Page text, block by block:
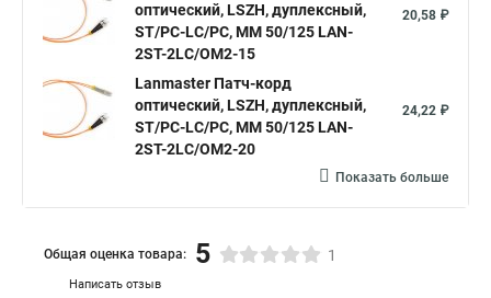
оптический, LSZH, дуплексный,
ST/PC-LC/PC, MM 50/125 LAN-
2ST-2LC/OM2-15
20,58 ₽
Lanmaster Патч-корд
оптический, LSZH, дуплексный,
ST/PC-LC/PC, MM 50/125 LAN-
2ST-2LC/OM2-20
24,22 ₽
Показать больше
Написать отзыв
Общая оценка товара: 5 1